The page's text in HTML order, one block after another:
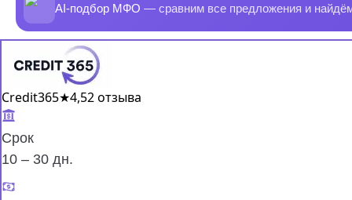
AI-подбор МФО — сравним все предложения и
Credit365★4,52 отзыва
Срок
10 – 30 дн.